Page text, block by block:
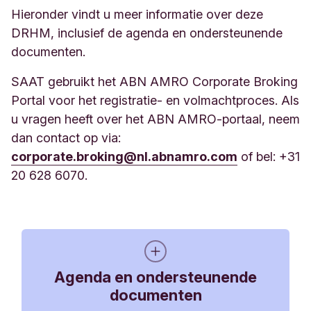
Portal Handleiding
1 MB, PDF
Hieronder vindt u meer informatie over deze
DRHM, inclusief de agenda en ondersteunende
documenten.
SAAT gebruikt het ABN AMRO Corporate Broking
Portal voor het registratie- en volmachtproces. Als
u vragen heeft over het ABN AMRO-portaal, neem
dan contact op via:
corporate.broking@nl.abnamro.com of bel: +31
20 628 6070.
Agenda en ondersteunende
documenten